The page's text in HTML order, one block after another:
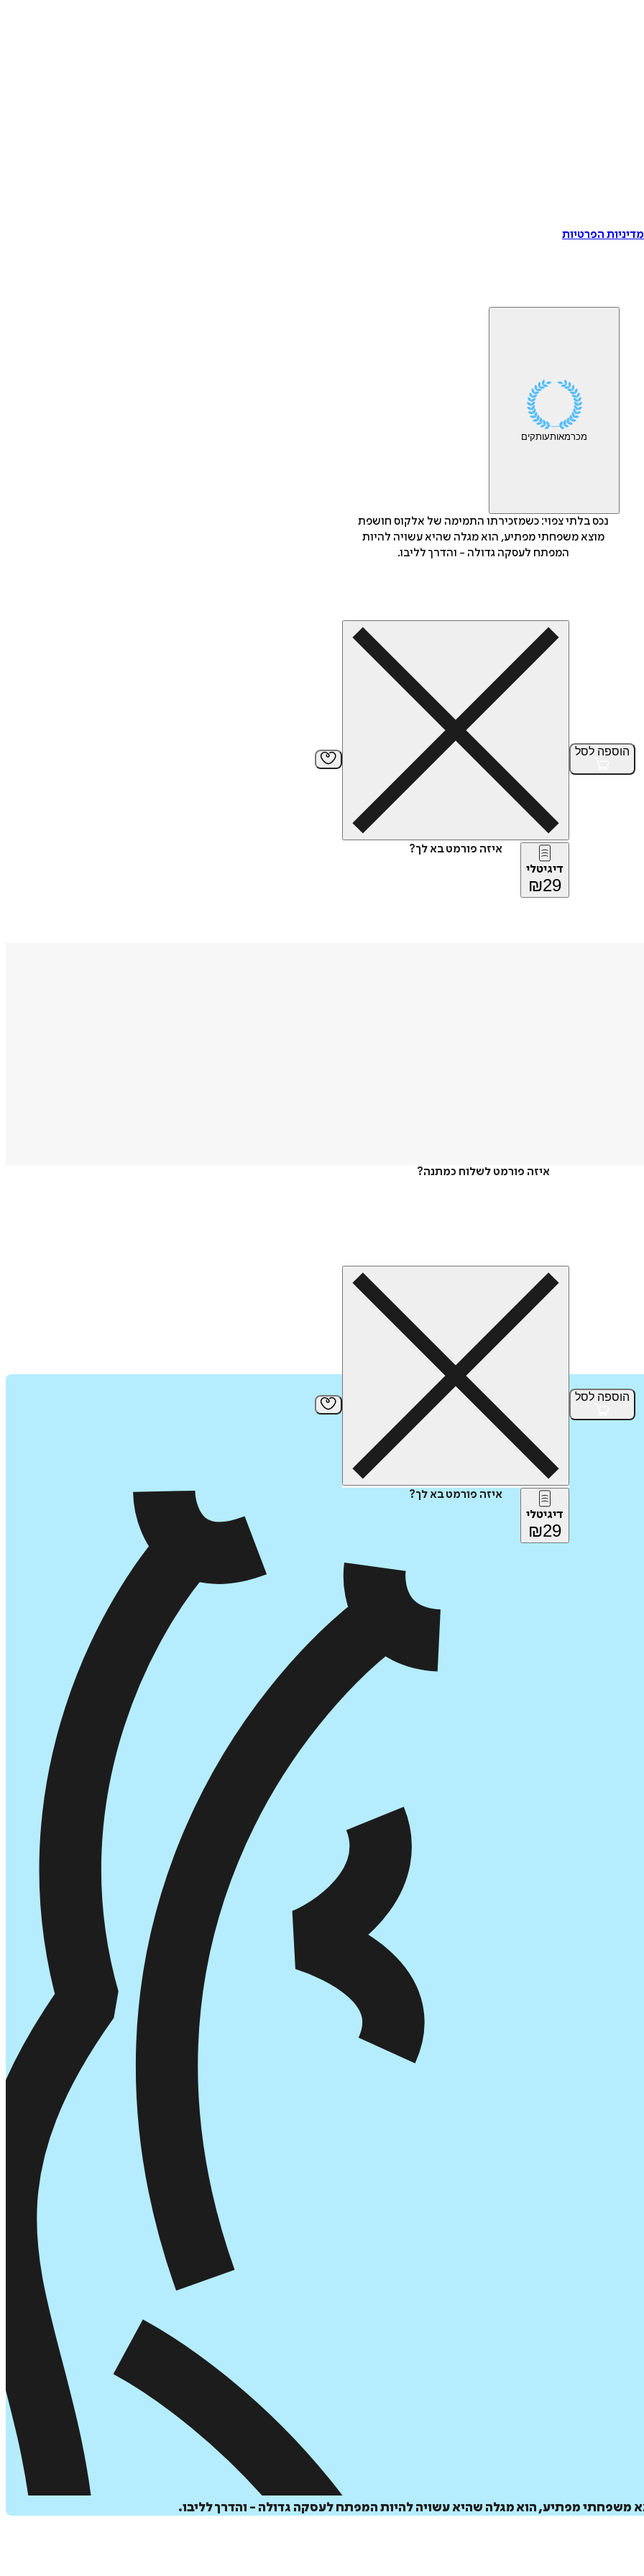
הפרטיות
מכרמאותעותקים
נכס בלתי צפוי: כשמזכירתו התמימה של אלקוס חושפת
מוצא משפחתי מפתיע, הוא מגלה שהיא עשויה להיות
המפתח לעסקה גדולה - והדרך לליבו.
הוספה לסל
איזה פורמט בא לך?
דיגיטלי
₪29
איזה פורמט לשלוח כמתנה?
הוספה לסל
איזה פורמט בא לך?
דיגיטלי
₪29
משפחתי מפתיע, הוא מגלה שהיא עשויה להיות המפתח לעסקה גדולה - והדרך לליבו.